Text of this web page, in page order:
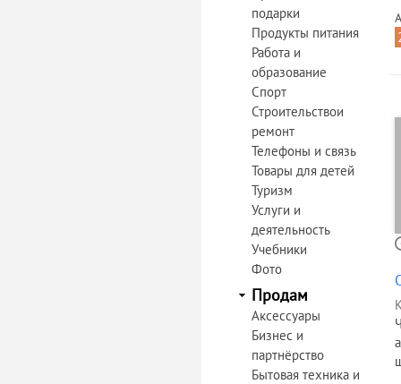
подарки
Продукты питания
Работа и
образование
Спорт
Строительствои
ремонт
Телефоны и связь
Товары для детей
Туризм
Услуги и
деятельность
Учебники
Фото
Продам
Аксессуары
Бизнес и
партнёрство
Бытовая техника и